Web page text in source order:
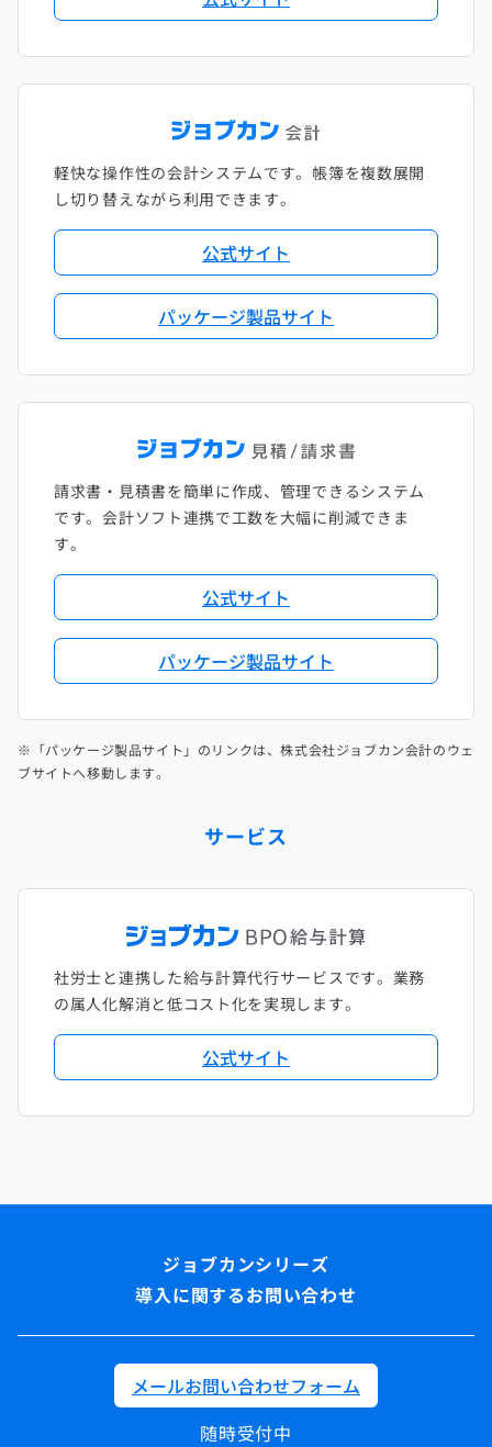
軽快な操作性の会計システムです。帳簿を複数展開
し切り替えながら利用できます。
公式サイト
パッケージ製品サイト
請求書・見積書を簡単に作成、管理できるシステム
です。会計ソフト連携で工数を大幅に削減できま
す。
公式サイト
パッケージ製品サイト
※「パッケージ製品サイト」のリンクは、株式会社ジョブカン会計のウェ
ブサイトへ移動します。
サービス
社労士と連携した給与計算代行サービスです。業務
の属人化解消と低コスト化を実現します。
公式サイト
導入に関するお問い合わせ
メールお問い合わせフォーム
随時受付中